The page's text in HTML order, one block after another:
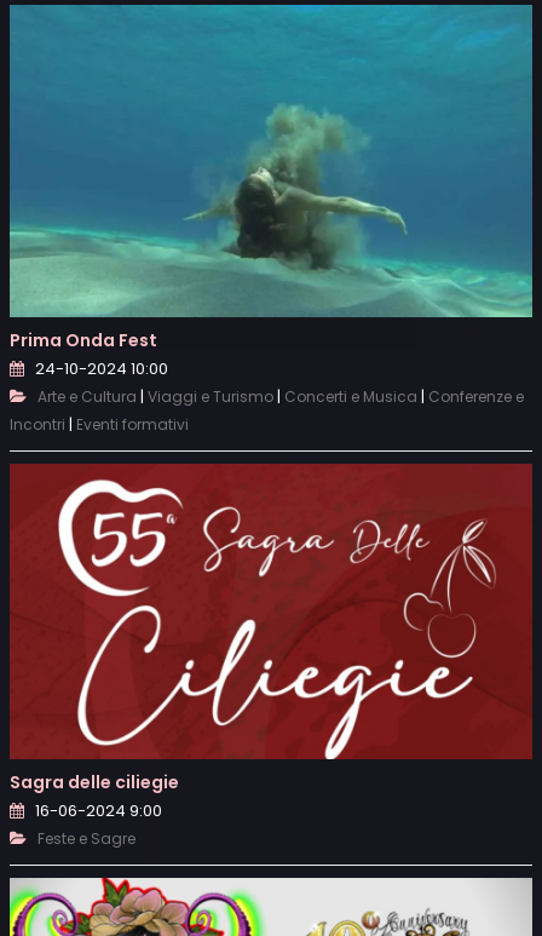
Prima Onda Fest
24-10-2024 10:00
Arte e Cultura | Viaggi e Turismo| Concerti e Musica | Conferenze e
Incontri | Eventi formativi
Sagra delle ciliegie
16-06-2024 9:00
Feste e Sagre